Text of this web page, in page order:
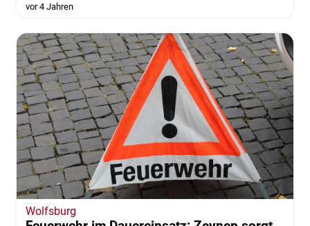
vor 4 Jahren
Wolfsburg